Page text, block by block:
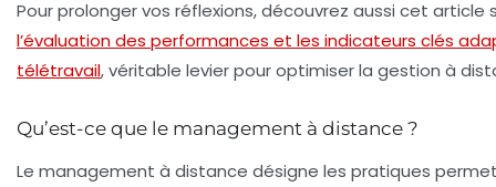
Pour prolonger vos réflexions, découvrez aussi cet article
l’évaluation des performances et les indicateurs clés
télétravail, véritable levier pour optimiser la gestion à
Qu’est-ce que le management à distance ?
Le management à distance désigne les pratiques